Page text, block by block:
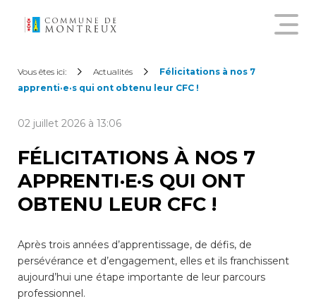
virtuel
Créer un compte citoyen
Se connecter à son compte
citoyen
Pour commander une
attestation en ligne, annoncer
un déménagement,
demander une subvention
sur les abonnements annuels
Vous êtes ici: Actualités
Félicitations à nos 7
apprenti·e·s qui ont obtenu leur CFC !
02 juillet 2026 à 13:06
FÉLICITATIONS À NOS 7
APPRENTI·E·S QUI ONT
OBTENU LEUR CFC !
Après trois années d’apprentissage, de défis, de
persévérance et d’engagement, elles et ils franchissent
aujourd’hui une étape importante de leur parcours
professionnel.